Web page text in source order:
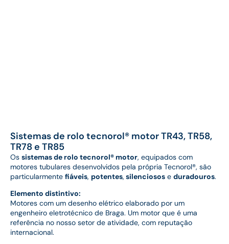
Sistemas de rolo tecnorol® motor TR43, TR58,
TR78 e TR85
Os sistemas de rolo tecnorol® motor, equipados com
motores tubulares desenvolvidos pela própria Tecnorol®, são
particularmente fiáveis, potentes, silenciosos e duradouros.
Elemento distintivo:
Motores com um desenho elétrico elaborado por um
engenheiro eletrotécnico de Braga. Um motor que é uma
referência no nosso setor de atividade, com reputação
internacional.